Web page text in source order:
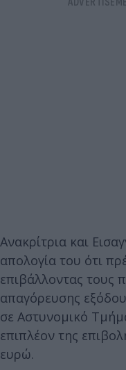
Ανακρίτρια και
απολογία του ότι
επιβάλλοντας τους
απαγόρευσης
σε Αστυνομικό
επιπλέον της
ευρώ.